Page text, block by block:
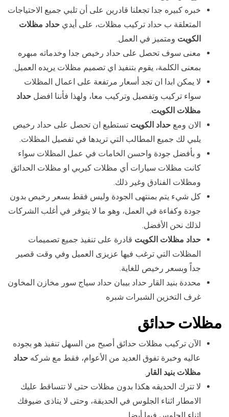
خبره كبيره جدا تجعلنا قادرين على أن تلبي جميع الاحتياجات
المتعلقة ب حداد تركيب مظلات، على أيدي حداد مظلات
الكويت ومتميز في العمل.
معنى سوف تحصل على حداد رخيص جدا وخدماته مبهره
بمعنى الكلمة، يقوم بتنفيذ اي تصميم مظلات يريده العميل.
لا يمكن ابدا ان تجد أسعار مرتفعة على اعمال المظلات
سواء تركيب وتفصيل وتركيب معا، ولهذا فأننا افضل حداد
مظلات الكويت.
الان ومع حداد الكويت تستطيع ان تحصل على حداد رخيص
يلبي لك جميع المطالب التي تريدها في تفصيل المظلات.
و بأفضل جودة واحسن الخامات في عمل المظلات سواء
كانت مظلات سيارات أي مظلات كيربي او مظلات الحدائق
ومظلات الفنادق وغير ذلك.
كل شيء يتم بمنتهى الجودة وليس فقط بسعر رخيص بدون
جودة وكفاءة في العمل، وهو ما لا يتوفر في أغلب الشركات
لذلك نحن الأفضل.
حداد مظلات الكويت قادرة على تنفيذ جميع تصميمات
المظلات التي ترغب فيها عزيزى العميل وفي وقت قصير
جداً وبسعر رخيص للغاية.
محددة بنيد القار حداد بيبان حداد سياج سور مخازن المخاون
غرف التخزين الشبرات شبره
مظلات حدائق
الآن تركيب مظلات حدائق أصبح من السهل تنفيذ هو بجوده
عاليه وخبرة تفوق العديد من الأعوام، فقط مع شركه حداد
مظلات بنيد القار .
لا تترك الحديقه هكذا بدون مظلات حتى لا تتساقط عليك
الامطار اثناء الجلوس في الحديقة، وحتى لا يتاذى ضيوفك